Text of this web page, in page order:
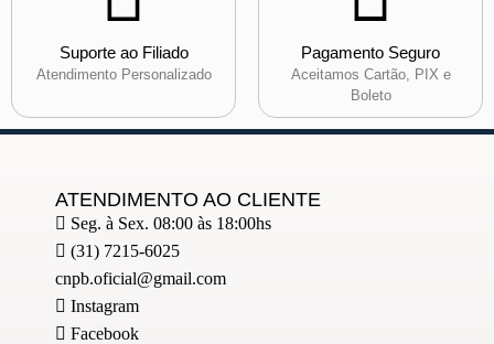
Suporte ao Filiado
Atendimento Personalizado
Pagamento Seguro
Aceitamos Cartão, PIX e
Boleto
ATENDIMENTO AO CLIENTE
Seg. à Sex. 08:00 às 18:00hs
(31) 7215-6025
cnpb.oficial@gmail.com
Instagram
Facebook